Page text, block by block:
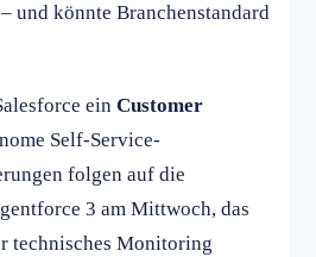
und könnte Branchenstandard
ein Customer
Self-Service-
folgen auf die
3 am Mittwoch, das
technisches Monitoring